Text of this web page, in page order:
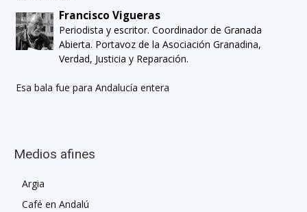
Francisco Vigueras
Periodista y escritor. Coordinador de Granada
Abierta. Portavoz de la Asociación Granadina,
Verdad, Justicia y Reparación.
Esa bala fue para Andalucía entera
Medios afines
Argia
Café en Andalú